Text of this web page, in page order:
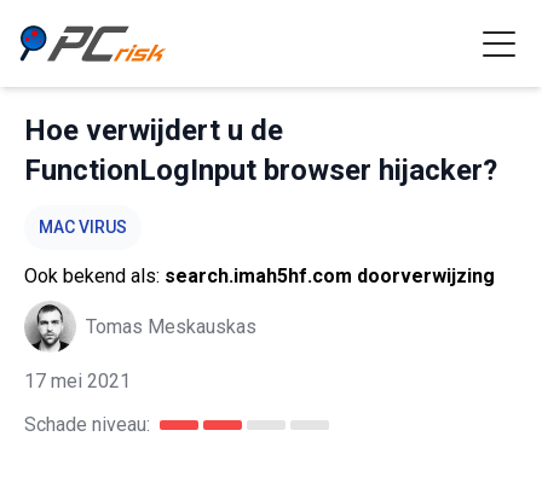
Hoe verwijdert u de
FunctionLogInput browser hijacker?
MAC VIRUS
Ook bekend als: search.imah5hf.com doorverwijzing
Tomas Meskauskas
17 mei 2021
Schade niveau: